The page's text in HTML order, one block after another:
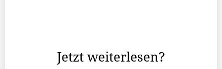
Jetzt weiterlesen?